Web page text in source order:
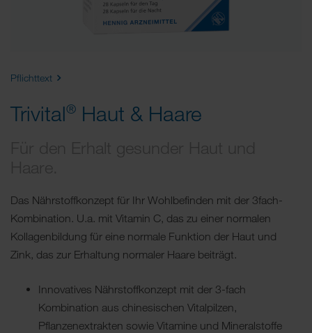
Pflichttext
Trivital® Haut & Haare
Das Nährstoffkonzept für Ihr Wohlbefinden mit der 3fach-
Kombination. U.a. mit Vitamin C, das zu einer normalen
Kollagenbildung für eine normale Funktion der Haut und
Zink, das zur Erhaltung normaler Haare beiträgt.
Innovatives Nährstoffkonzept mit der 3-fach
Kombination aus chinesischen Vitalpilzen,
Pflanzenextrakten sowie Vitamine und Mineralstoffe